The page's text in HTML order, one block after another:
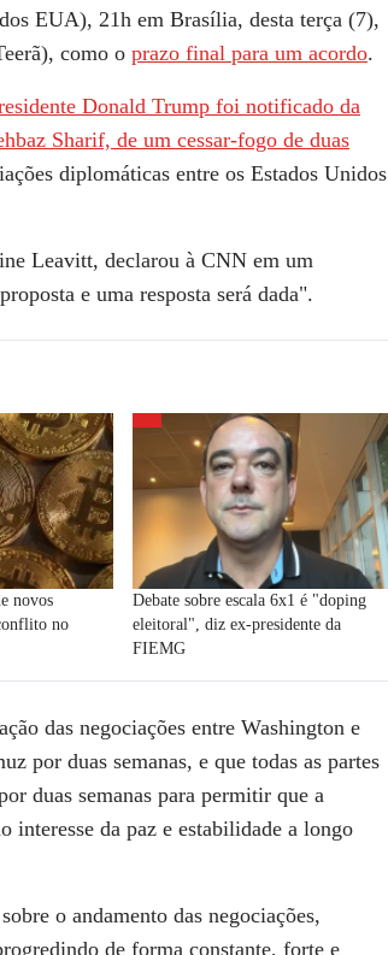
EUA), 21h em Brasília, desta terça (7),
como o prazo final para um acordo.
Donald Trump foi notificado da
Sharif, de um cessar-fogo de duas
diplomáticas entre os Estados Unidos
Leavitt, declarou à CNN em um
e uma resposta será dada".
novos
no
Debate sobre escala 6x1 é "doping
eleitoral", diz ex-presidente da
FIEMG
das negociações entre Washington e
por duas semanas, e que todas as partes
duas semanas para permitir que a
da paz e estabilidade a longo
o andamento das negociações,
de forma constante, forte e